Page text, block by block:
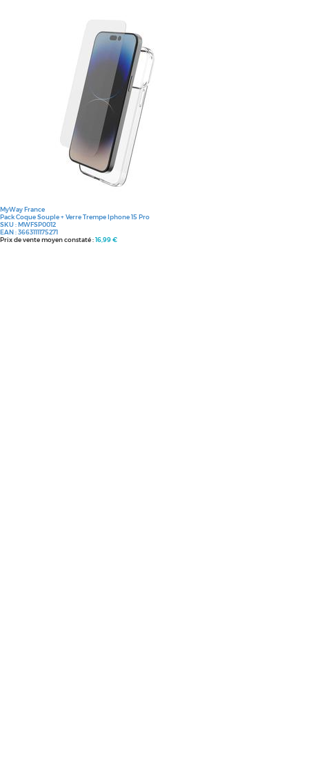
MyWay France
Pack Coque Souple + Verre Trempe Iphone 15 Pro
SKU :MWFSP0012
EAN :3663111175271
Prix de vente moyen constaté :16,99 €